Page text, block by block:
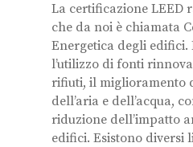
La certificazione LEED
che da noi è chiamata
Energetica degli edifici.
l’utilizzo di fonti
rifiuti, il miglioramento
dell’aria e dell’acqua,
riduzione dell’impatto
edifici. Esistono diversi